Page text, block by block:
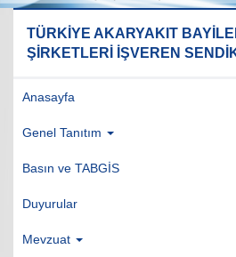
TÜRKİYE AKARYAKIT
ŞİRKETLERİ İŞVEREN
Anasayfa
Genel Tanıtım
Basın ve TABGİS
Duyurular
Mevzuat